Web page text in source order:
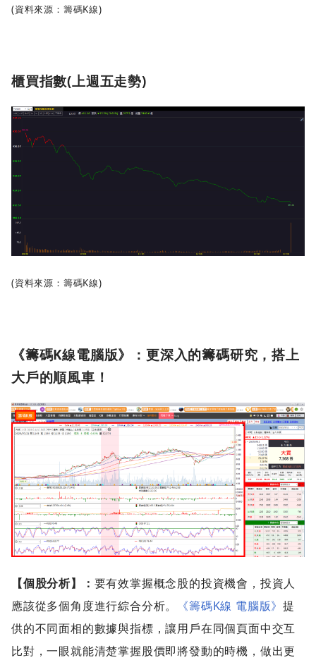
(資料來源：籌碼K線)
櫃買指數(上週五走勢)
(資料來源：籌碼K線)
《籌碼K線電腦版》：更深入的籌碼研究，搭上
大戶的順風車！
【個股分析】： 要有效掌握概念股的投資機會，投資人
應該從多個角度進行綜合分析。
《籌碼K線 電腦版》提
供的不同面相的數據與指標，讓用戶在同個頁面中交互
比對，一眼就能清楚掌握股價即將發動的時機，做出更